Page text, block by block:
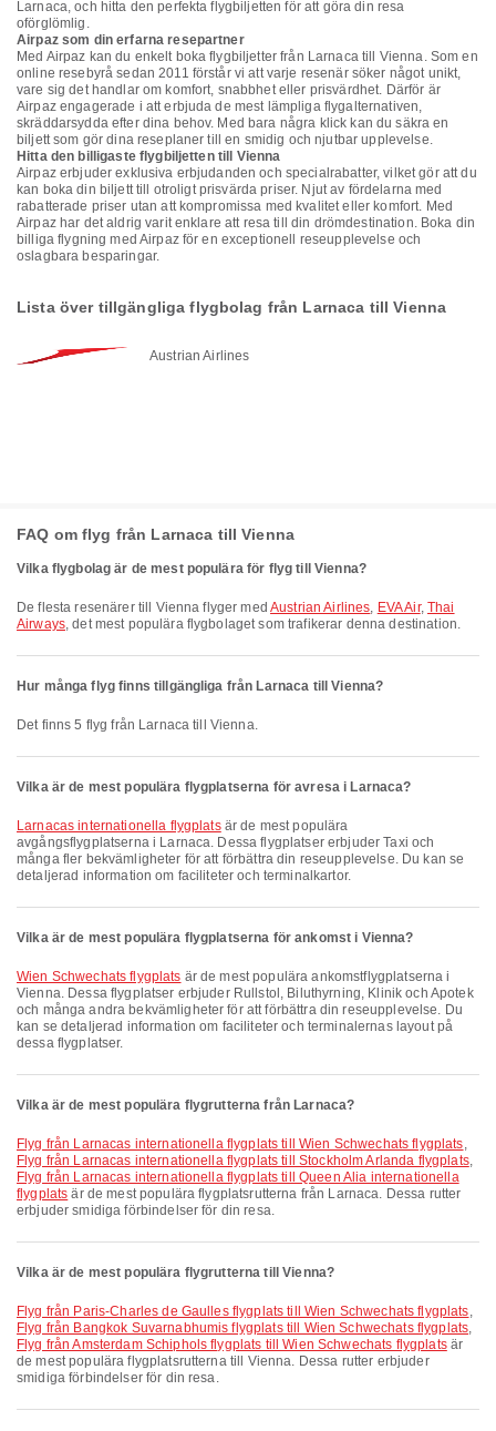
Larnaca, och hitta den perfekta flygbiljetten för att göra din resa
oförglömlig.
Airpaz som din erfarna resepartner
Med Airpaz kan du enkelt boka flygbiljetter från Larnaca till Vienna. Som en
online resebyrå sedan 2011 förstår vi att varje resenär söker något unikt,
vare sig det handlar om komfort, snabbhet eller prisvärdhet. Därför är
Airpaz engagerade i att erbjuda de mest lämpliga flygalternativen,
skräddarsydda efter dina behov. Med bara några klick kan du säkra en
biljett som gör dina reseplaner till en smidig och njutbar upplevelse.
Hitta den billigaste flygbiljetten till Vienna
Airpaz erbjuder exklusiva erbjudanden och specialrabatter, vilket gör att du
kan boka din biljett till otroligt prisvärda priser. Njut av fördelarna med
rabatterade priser utan att kompromissa med kvalitet eller komfort. Med
Airpaz har det aldrig varit enklare att resa till din drömdestination. Boka din
billiga flygning med Airpaz för en exceptionell reseupplevelse och
oslagbara besparingar.
Lista över tillgängliga flygbolag från Larnaca till Vienna
Austrian Airlines
FAQ om flyg från Larnaca till Vienna
Vilka flygbolag är de mest populära för flyg till Vienna?
De flesta resenärer till Vienna flyger medAustrian Airlines, EVA Air, Thai
Airways, det mest populära flygbolaget som trafikerar denna destination.
Hur många flyg finns tillgängliga från Larnaca till Vienna?
Det finns 5 flyg från Larnaca till Vienna.
Vilka är de mest populära flygplatserna för avresa i Larnaca?
Larnacas internationella flygplatsär de mest populära
avgångsflygplatserna i Larnaca. Dessa flygplatser erbjuder Taxi och
många fler bekvämligheter för att förbättra din reseupplevelse. Du kan se
detaljerad information om faciliteter och terminalkartor.
Vilka är de mest populära flygplatserna för ankomst i Vienna?
Wien Schwechats flygplats är de mest populära ankomstflygplatserna i
Vienna. Dessa flygplatser erbjuder Rullstol, Biluthyrning, Klinik och Apotek
och många andra bekvämligheter för att förbättra din reseupplevelse. Du
kan se detaljerad information om faciliteter och terminalernas layout på
dessa flygplatser.
Vilka är de mest populära flygrutterna från Larnaca?
Flyg från Larnacas internationella flygplats till Wien Schwechats flygplats,
Flyg från Larnacas internationella flygplats till Stockholm Arlanda flygplats,
Flyg från Larnacas internationella flygplats till Queen Alia internationella
flygplats är de mest populära flygplatsrutterna från Larnaca. Dessa rutter
erbjuder smidiga förbindelser för din resa.
Vilka är de mest populära flygrutterna till Vienna?
Flyg från Paris-Charles de Gaulles flygplats till Wien Schwechats flygplats,
Flyg från Bangkok Suvarnabhumis flygplats till Wien Schwechats flygplats,
Flyg från Amsterdam Schiphols flygplats till Wien Schwechats flygplatsär
de mest populära flygplatsrutterna till Vienna. Dessa rutter erbjuder
smidiga förbindelser för din resa.